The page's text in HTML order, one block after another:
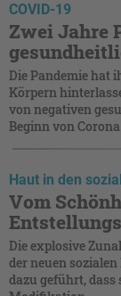
COVID-19
Zwei Jahre
Die Pandemie hat
Körpern
von negativen
Beginn von
Haut in den
Vom
Die explosive
der neuen
dazu geführt, dass